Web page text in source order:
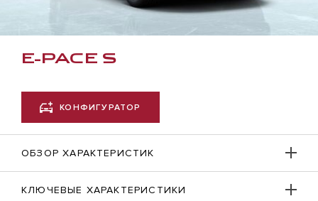
E-PACE S
КОНФИГУРАТОР
КЛЮЧЕВЫЕ ХАРАКТЕРИСТИКИ
ОБЗОР ХАРАКТЕРИСТИК